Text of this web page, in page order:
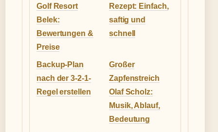
Golf Resort
Belek:
Bewertungen &
Preise
Rezept: Einfach,
saftig und
schnell
Backup-Plan
nach der 3-2-1-
Regel erstellen
Großer
Zapfenstreich
Olaf Scholz:
Musik, Ablauf,
Bedeutung